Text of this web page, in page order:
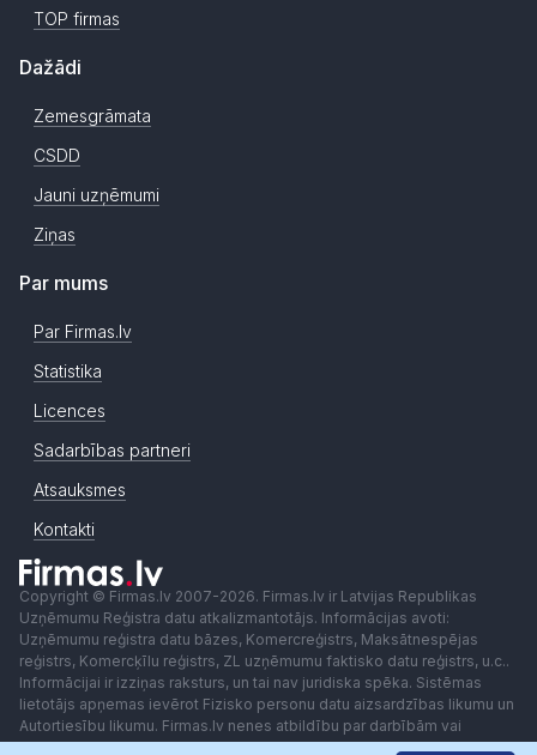
TOP firmas
Dažādi
Zemesgrāmata
CSDD
Jauni uzņēmumi
Ziņas
Par mums
Par Firmas.lv
Statistika
Licences
Sadarbības partneri
Atsauksmes
Kontakti
Copyright © Firmas.lv 2007-2026. Firmas.lv ir Latvijas Republikas
Uzņēmumu Reģistra datu atkalizmantotājs. Informācijas avoti:
Uzņēmumu reģistra datu bāzes, Komercreģistrs, Maksātnespējas
reģistrs, Komercķīlu reģistrs, ZL uzņēmumu faktisko datu reģistrs, u.c..
Informācijai ir izziņas raksturs, un tai nav juridiska spēka. Sistēmas
lietotājs apņemas ievērot Fizisko personu datu aizsardzības likumu un
Autortiesību likumu. Firmas.lv nenes atbildību par darbībām vai
lēmumiem, kas balstīti uz saņemto pakalpojumu. Lietotājam aizliegts